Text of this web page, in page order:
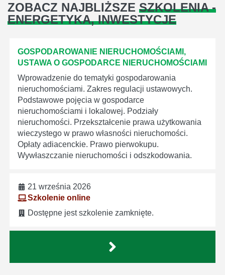
ZOBACZ NAJBLIŻSZE SZKOLENIA -
ENERGETYKA, INWESTYCJE
GOSPODAROWANIE NIERUCHOMOŚCIAMI,
USTAWA O GOSPODARCE NIERUCHOMOŚCIAMI
Wprowadzenie do tematyki gospodarowania
nieruchomościami. Zakres regulacji ustawowych.
Podstawowe pojęcia w gospodarce
nieruchomościami i lokalowej. Podziały
nieruchomości. Przekształcenie prawa użytkowania
wieczystego w prawo własności nieruchomości.
Opłaty adiacenckie. Prawo pierwokupu.
Wywłaszczanie nieruchomości i odszkodowania.
21 września 2026
Szkolenie online
Dostępne jest szkolenie zamknięte.